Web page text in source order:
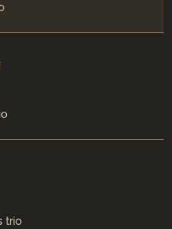
trio